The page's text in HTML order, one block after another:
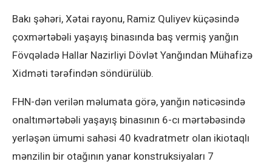
Bakı şəhəri, Xətai rayonu, Ramiz Quliyev küçəsində
çoxmərtəbəli yaşayış binasında baş vermiş yanğın
Fövqəladə Hallar Nazirliyi Dövlət Yanğından Mühafizə
Xidməti tərəfindən söndürülüb.
FHN-dən verilən məlumata görə, yanğın nəticəsində
onaltımərtəbəli yaşayış binasının 6-cı mərtəbəsində
yerləşən ümumi sahəsi 40 kvadratmetr olan ikiotaqlı
mənzilin bir otağının yanar konstruksiyaları 7